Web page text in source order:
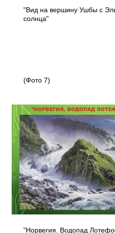
"Вид на вершину Ушбы с
солнца"
(Фото 7)
"Норвегия. Водопад